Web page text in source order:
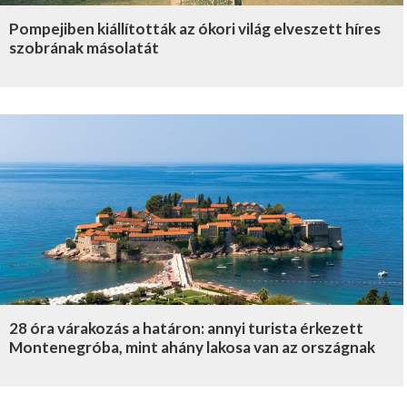
Pompejiben kiállították az ókori világ elveszett híres
szobrának másolatát
28 óra várakozás a határon: annyi turista érkezett
Montenegróba, mint ahány lakosa van az országnak